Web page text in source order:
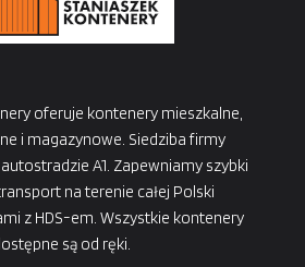
oferuje kontenery mieszkalne,
i magazynowe. Siedziba firmy
A1. Zapewniamy szybki
na terenie całej Polski
z HDS-em. Wszystkie kontenery
są od ręki.